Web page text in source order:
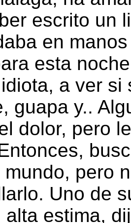
escrito un
en
esta
a ver
guapa y..
dolor, pero
pero
Uno de
alta estima,